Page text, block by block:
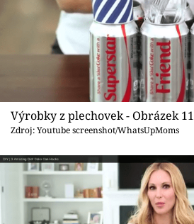
Výrobky z plechovek - Obrázek 11
Zdroj: Youtube screenshot/WhatsUpMoms